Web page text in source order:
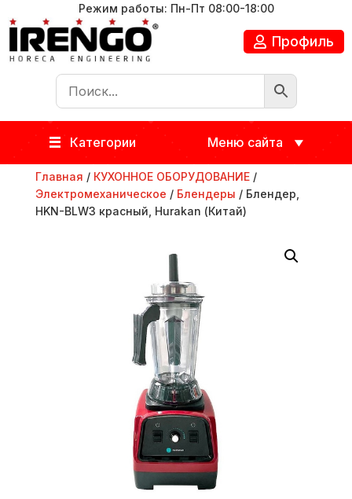
Режим работы: Пн-Пт 08:00-18:00
Профиль
Категории Меню сайта
Главная / КУХОННОЕ ОБОРУДОВАНИЕ/
Электромеханическое / Блендеры / Блендер,
HKN-BLW3 красный, Hurakan (Китай)